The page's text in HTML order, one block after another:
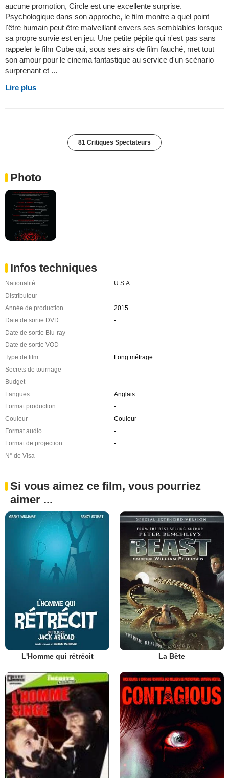
aucune promotion, Circle est une excellente surprise.
Psychologique dans son approche, le film montre a quel point
l'être humain peut être malveillant envers ses semblables lorsque
sa propre survie est en jeu. Une petite pépite qui n'est pas sans
rappeler le film Cube qui, sous ses airs de film fauché, met tout
son amour pour le cinema fantastique au service d'un scénario
surprenant et ...
Lire plus
81 Critiques Spectateurs
Photo
Infos techniques
Nationalité
U.S.A.
Distributeur
-
Année de production
2015
Date de sortie DVD
-
Date de sortie Blu-ray
-
Date de sortie VOD
-
Type de film
Long métrage
Secrets de tournage
-
Budget
-
Langues
Anglais
Format production
-
Couleur
Couleur
Format audio
-
Format de projection
-
N° de Visa
-
Si vous aimez ce film, vous pourriez
aimer ...
L'Homme qui rétrécit La Bête